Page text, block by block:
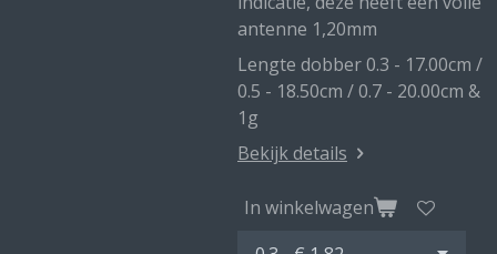
antenne 1,20mm
Lengte dobber 0.3 - 17.00cm /
0.5 - 18.50cm / 0.7 - 20.00cm &
1g
Bekijk details
In winkelwagen